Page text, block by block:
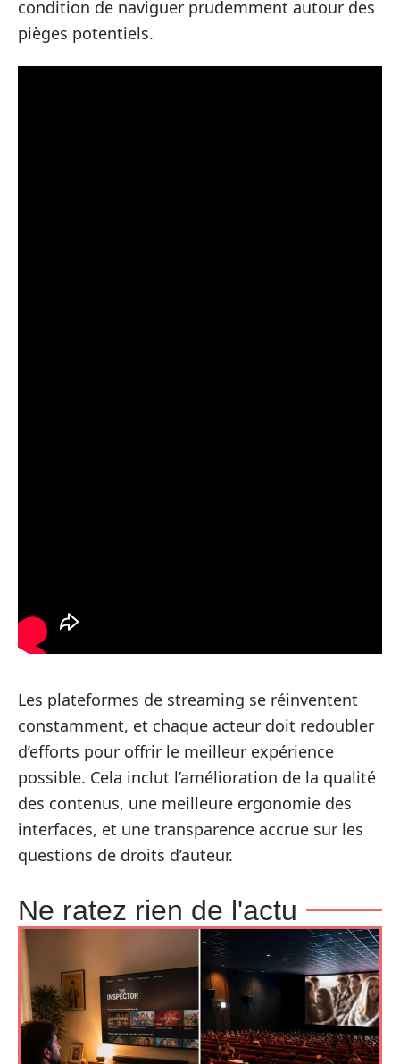
condition de naviguer prudemment autour des
pièges potentiels.
Les plateformes de streaming se réinventent
constamment, et chaque acteur doit redoubler
d’efforts pour offrir le meilleur expérience
possible. Cela inclut l’amélioration de la qualité
des contenus, une meilleure ergonomie des
interfaces, et une transparence accrue sur les
questions de droits d’auteur.
Ne ratez rien de l'actu